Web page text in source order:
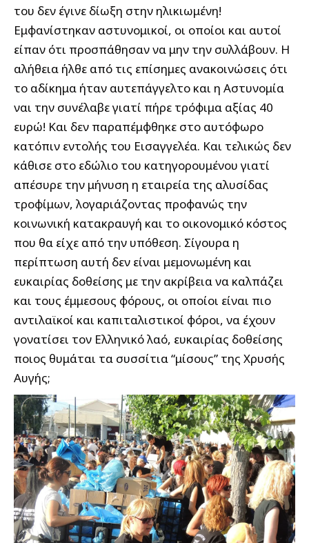
του δεν έγινε δίωξη στην ηλικιωμένη!
Εμφανίστηκαν αστυνομικοί, οι οποίοι και αυτοί
είπαν ότι προσπάθησαν να μην την συλλάβουν. Η
αλήθεια ήλθε από τις επίσημες ανακοινώσεις ότι
το αδίκημα ήταν αυτεπάγγελτο και η Αστυνομία
ναι την συνέλαβε γιατί πήρε τρόφιμα αξίας 40
ευρώ! Και δεν παραπέμφθηκε στο αυτόφωρο
κατόπιν εντολής του Εισαγγελέα. Και τελικώς δεν
κάθισε στο εδώλιο του κατηγορουμένου γιατί
απέσυρε την μήνυση η εταιρεία της αλυσίδας
τροφίμων, λογαριάζοντας προφανώς την
κοινωνική κατακραυγή και το οικονομικό κόστος
που θα είχε από την υπόθεση. Σίγουρα η
περίπτωση αυτή δεν είναι μεμονωμένη και
ευκαιρίας δοθείσης με την ακρίβεια να καλπάζει
και τους έμμεσους φόρους, οι οποίοι είναι πιο
αντιλαϊκοί και καπιταλιστικοί φόροι, να έχουν
γονατίσει τον Ελληνικό λαό, ευκαιρίας δοθείσης
ποιος θυμάται τα συσσίτια “μίσους” της Χρυσής
Αυγής;